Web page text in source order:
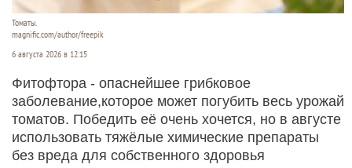
Томаты.
magnific.com/author/freepik
6 августа 2026 в 12:15
Фитофтора - опаснейшее грибковое
заболевание,которое может погубить весь урожай
томатов. Победить её очень хочется, но в августе
использовать тяжёлые химические препараты
без вреда для собственного здоровья